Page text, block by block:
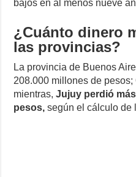
bajos en al menos nueve
¿Cuánto dinero
las provincias?
La provincia de Buenos
208.000 millones de
mientras,Jujuy perdió
pesos, según el cálculo de